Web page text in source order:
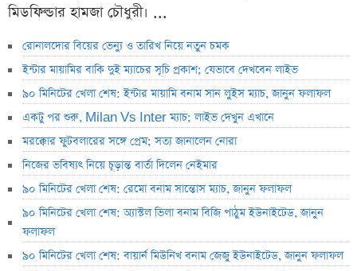
মিডফিল্ডার হামজা চৌধুরী। ...
রোনালদোর বিয়ের ভেন্যু ও তারিখ নিয়ে নতুন চমক
ইন্টার মায়ামির বাকি দুই ম্যাচের সূচি প্রকাশ; যেভাবে দেখবেন লাইভ
৯০ মিনিটের খেলা শেষ: ইন্টার মায়ামি বনাম সান লুইস ম্যাচ, জানুন ফলাফল
একটু পর শুরু, Milan Vs Inter ম্যাচ; লাইভ দেখুন এখানে
মরক্কোর ফুটবলারের সঙ্গে প্রেম; সত্য জানালেন নোরা
নিজের ভবিষ্যৎ নিয়ে চূড়ান্ত বার্তা দিলেন নেইমার
৯০ মিনিটের খেলা শেষ: রেমো বনাম সান্তোস ম্যাচ, জানুন ফলাফল
৯০ মিনিটের খেলা শেষ: অ্যাস্টল ভিলা বনাম বিজি পাঠুম ইউনাইটেড, জানুন
ফলাফল
৯০ মিনিটের খেলা শেষ: বায়ার্ন মিউনিখ বনাম জেজু ইউনাইটেড, জানুন ফলাফল